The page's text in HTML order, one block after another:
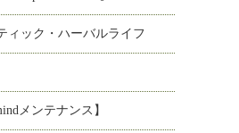
ィック・ハーバルライフ
メンテナンス】